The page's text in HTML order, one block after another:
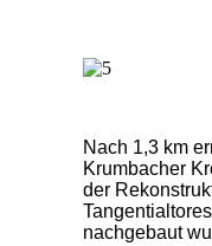
Nach 1,3 km
Krumbacher
der
nachgebaut